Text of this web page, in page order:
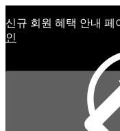
신규 회원 혜택 안내 페
인